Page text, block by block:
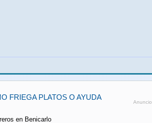
FRIEGA PLATOS O AYUDA
en Benicarlo
Anuncio